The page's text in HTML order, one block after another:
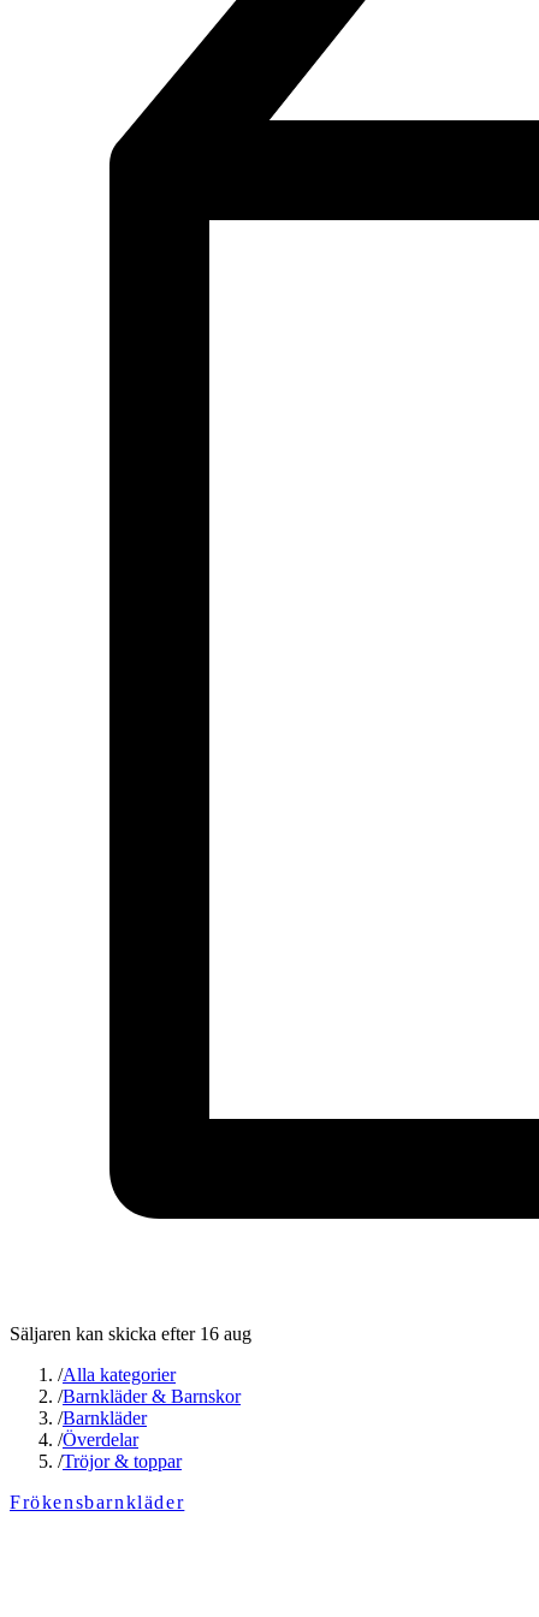
Säljaren kan skicka efter 16 aug
/Alla kategorier
/Barnkläder & Barnskor
/Barnkläder
/Överdelar
/Tröjor & toppar
Frökensbarnkläder